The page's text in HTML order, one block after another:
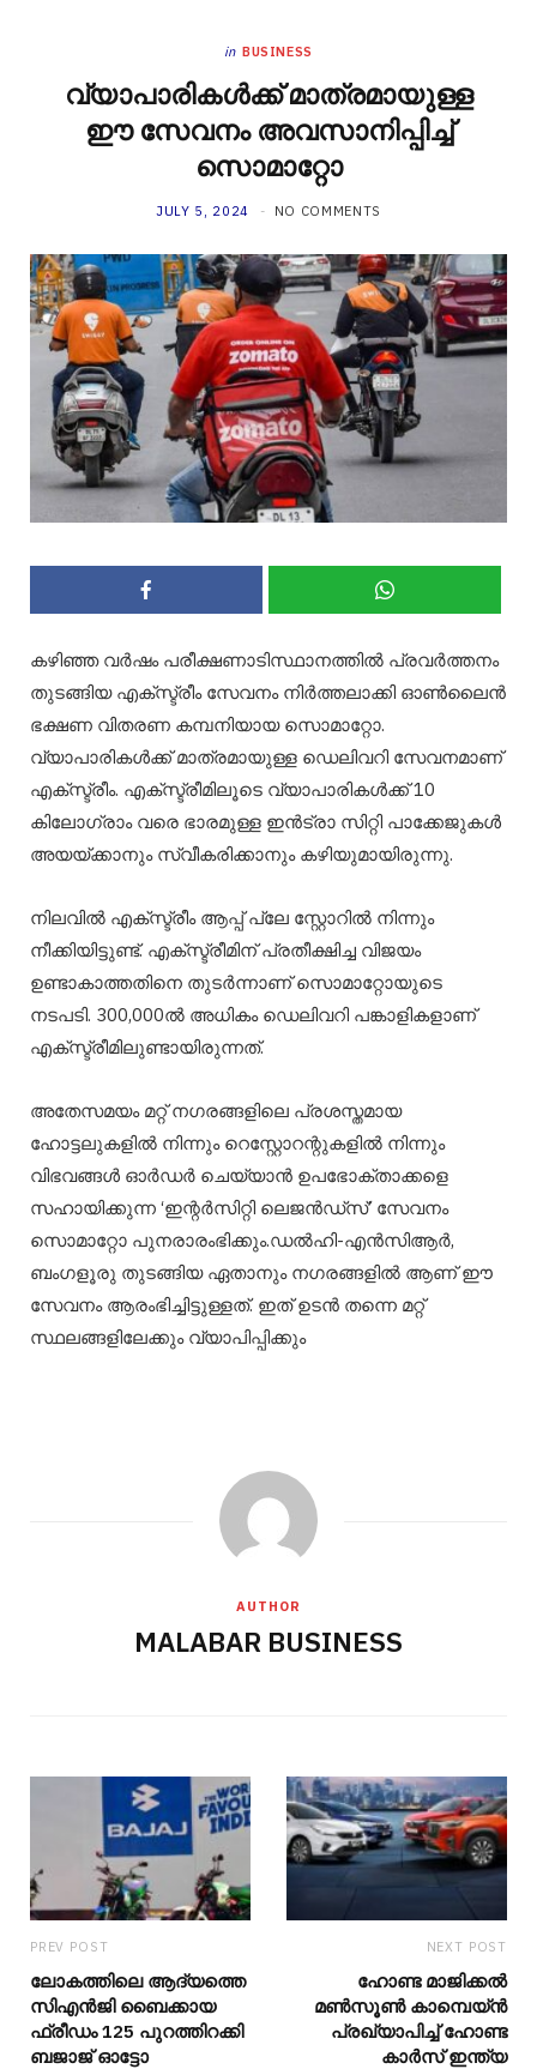
in BUSINESS
വ്യാപാരികള്‍ക്ക് മാത്രമായുള്ള
ഈ സേവനം അവസാനിപ്പിച്ച്
സൊമാറ്റോ
JULY 5, 2024 NO COMMENTS
കഴിഞ്ഞ വര്‍ഷം പരീക്ഷണാടിസ്ഥാനത്തില്‍ പ്രവര്‍ത്തനം
തുടങ്ങിയ എക്‌സ്ട്രീം സേവനം നിര്‍ത്തലാക്കി ഓണ്‍ലൈന്‍
ഭക്ഷണ വിതരണ കമ്പനിയായ സൊമാറ്റോ.
വ്യാപാരികള്‍ക്ക് മാത്രമായുള്ള ഡെലിവറി സേവനമാണ്
എക്‌സ്ട്രീം. എക്‌സ്ട്രീമിലൂടെ വ്യാപാരികള്‍ക്ക് 10
കിലോഗ്രാം വരെ ഭാരമുള്ള ഇന്‍ട്രാ സിറ്റി പാക്കേജുകള്‍
അയയ്ക്കാനും സ്വീകരിക്കാനും കഴിയുമായിരുന്നു.
നിലവില്‍ എക്‌സ്ട്രീം ആപ്പ് പ്ലേ സ്റ്റോറില്‍ നിന്നും
നീക്കിയിട്ടുണ്ട്. എക്‌സ്ട്രീമിന് പ്രതീക്ഷിച്ച വിജയം
ഉണ്ടാകാത്തതിനെ തുടര്‍ന്നാണ് സൊമാറ്റോയുടെ
നടപടി. 300,000ല്‍ അധികം ഡെലിവറി പങ്കാളികളാണ്
എക്‌സ്ട്രീമിലുണ്ടായിരുന്നത്.
അതേസമയം മറ്റ് നഗരങ്ങളിലെ പ്രശസ്തമായ
ഹോട്ടലുകളില്‍ നിന്നും റെസ്റ്റോറന്റുകളില്‍ നിന്നും
വിഭവങ്ങള്‍ ഓര്‍ഡര്‍ ചെയ്യാന്‍ ഉപഭോക്താക്കളെ
സഹായിക്കുന്ന ‘ഇന്റര്‍സിറ്റി ലെജന്‍ഡ്സ്’ സേവനം
സൊമാറ്റോ പുനരാരംഭിക്കും.ഡല്‍ഹി-എന്‍സിആര്‍,
ബംഗളൂരു തുടങ്ങിയ ഏതാനും നഗരങ്ങളില്‍ ആണ് ഈ
സേവനം ആരംഭിച്ചിട്ടുള്ളത്. ഇത് ഉടന്‍ തന്നെ മറ്റ്
സ്ഥലങ്ങളിലേക്കും വ്യാപിപ്പിക്കും
AUTHOR
MALABAR BUSINESS
PREV POST
ലോകത്തിലെ ആദ്യത്തെ
സിഎന്‍ജി ബൈക്കായ
ഫ്രീഡം 125 പുറത്തിറക്കി
ബജാജ് ഓട്ടോ
NEXT POST
ഹോണ്ട മാജിക്കല്‍
മണ്‍സൂണ്‍ കാമ്പെയ്ന്‍
പ്രഖ്യാപിച്ച് ഹോണ്ട
കാര്‍സ് ഇന്ത്യ